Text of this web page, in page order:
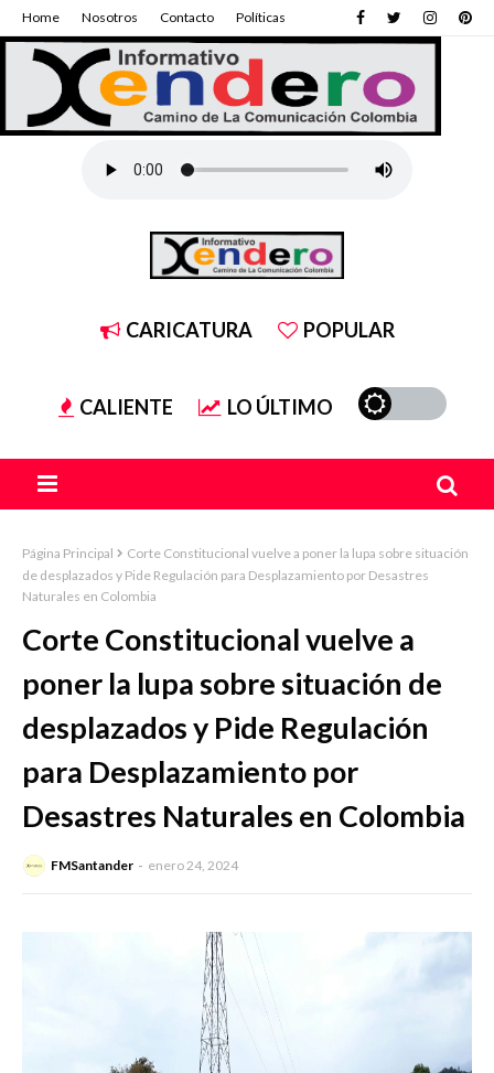
Home Nosotros Contacto Políticas
CARICATURA POPULAR
CALIENTE LO ÚLTIMO
Página Principal
Corte Constitucional vuelve a poner la lupa sobre situación
de desplazados y Pide Regulación para Desplazamiento por Desastres
Naturales en Colombia
Corte Constitucional vuelve a
poner la lupa sobre situación de
desplazados y Pide Regulación
para Desplazamiento por
Desastres Naturales en Colombia
FMSantander enero 24, 2024